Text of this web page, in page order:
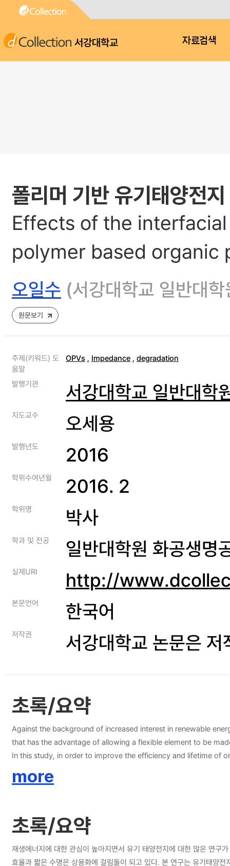
서강대학교 자료검색
폴리머 기반 유기태양전
Effects of the
polymer based organic
오일수 (서강대학교 일반대
원문보기
주제(키워드) 도
움말
OPVs , Impedance , degradation
발행기관 서강대학교 일반대학
지도교수 오세용
발행년도 2016
학위수여년월 2016. 2
학위명 박사
학과 및 전공 일반대학원 화공생명
실제URI http://
본문언어 한국어
저작권 서강대학교 논문은
초록/요약
Against the background of increased interest in renewable
that has the advantage of allowing a flexible element to be
In this study, in order to improve the efficiency and lifetime of
demonstrated the feasibility of transparent organic solar cells.
used as a transparent electrode with a high transmittance of
organic photovoltaics, dramatically improving efficiency and
as an alternative, a study used a perovskite material to
transparent electrode, as proposed in this thesis, are
more
초록/요약
재생에너지에 대한 관심이 높아지면서 유기 태양전지에 대한 많은 연구
효율과 짧은 수명은 상용화에 걸림돌이 되고 있다. 본 연구는 유기태양